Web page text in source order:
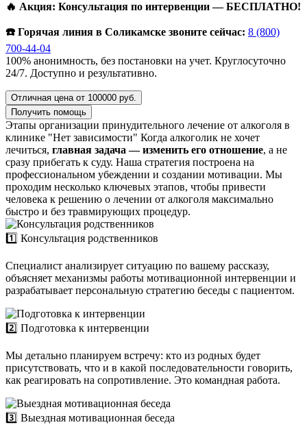
🔥 Акция: Консультация по интервенции — БЕСПЛАТНО!
☎️ Горячая линия в Соликамске звоните сейчас: 8 (800)
700-44-04
100% анонимность, без постановки на учет. Круглосуточно
24/7. Доступно и результативно.
Отличная цена от 100000 руб.
Получить помощь
Этапы организации принудительного лечение от алкоголя в
клинике "Нет зависимости" Когда алкоголик не хочет
лечиться, главная задача — изменить его отношение, а не
сразу прибегать к суду. Наша стратегия построена на
профессиональном убеждении и создании мотивации. Мы
проходим несколько ключевых этапов, чтобы привести
человека к решению о лечении от алкоголя максимально
быстро и без травмирующих процедур.
1️⃣ Консультация родственников
Специалист анализирует ситуацию по вашему рассказу,
объясняет механизмы работы мотивационной интервенции и
разрабатывает персональную стратегию беседы с пациентом.
2️⃣ Подготовка к интервенции
Мы детально планируем встречу: кто из родных будет
присутствовать, что и в какой последовательности говорить,
как реагировать на сопротивление. Это командная работа.
3️⃣ Выездная мотивационная беседа